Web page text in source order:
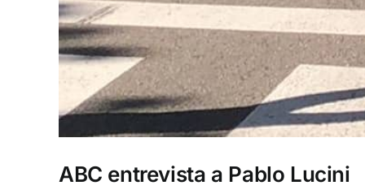
ABC entrevista a Pablo Lucini